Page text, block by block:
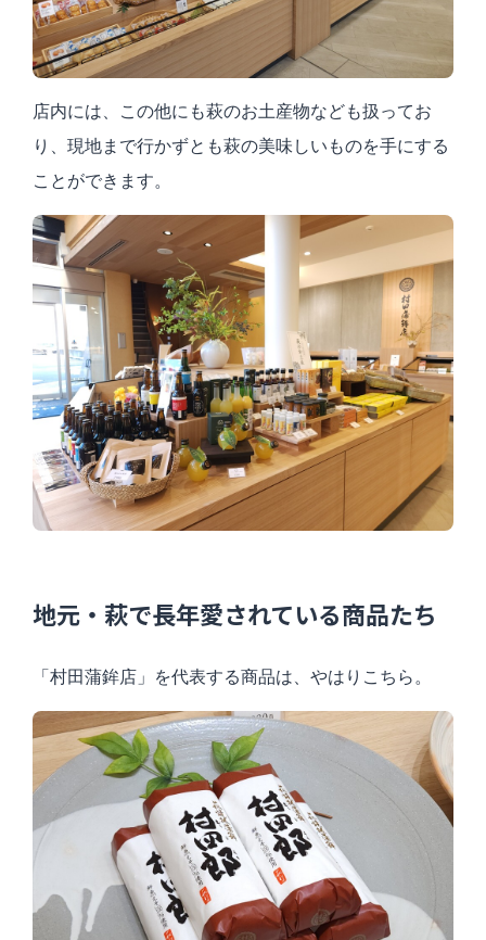
店内には、この他にも萩のお土産物なども扱ってお
り、現地まで行かずとも萩の美味しいものを手にする
ことができます。
地元・萩で長年愛されている商品たち
「村田蒲鉾店」を代表する商品は、やはりこちら。